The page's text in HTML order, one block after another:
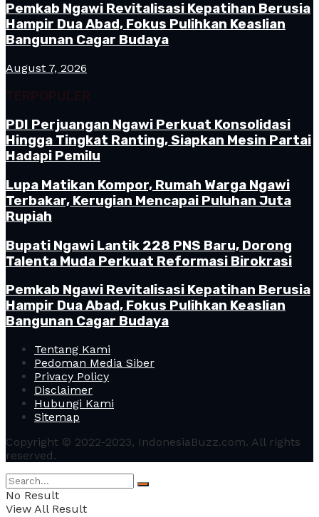
Pemkab Ngawi Revitalisasi Kepatihan Berusia
Hampir Dua Abad, Fokus Pulihkan Keaslian
Bangunan Cagar Budaya
August 7, 2026
TERPOPULER
PDI Perjuangan Ngawi Perkuat Konsolidasi
Hingga Tingkat Ranting, Siapkan Mesin Partai
Hadapi Pemilu
Lupa Matikan Kompor, Rumah Warga Ngawi
Terbakar, Kerugian Mencapai Puluhan Juta
Rupiah
Bupati Ngawi Lantik 228 PNS Baru, Dorong
Talenta Muda Perkuat Reformasi Birokrasi
Pemkab Ngawi Revitalisasi Kepatihan Berusia
Hampir Dua Abad, Fokus Pulihkan Keaslian
Bangunan Cagar Budaya
Tentang Kami
Pedoman Media Siber
Privacy Policy
Disclaimer
Hubungi Kami
Sitemap
Copyright © 2022-2023, IndonesiaBuzz.com. All rights
reserved.
No Result
View All Result